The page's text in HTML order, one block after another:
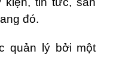
đó.
quản lý bởi một